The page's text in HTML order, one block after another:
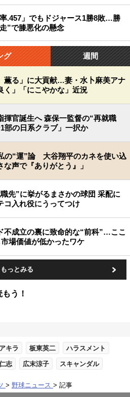
.457」でもドジャース1勝8敗…勝
”で膝悪化の懸念
グ 週間
薫る」に大貢献…妻・水卜麻美アナ
く」「にこやかな」近況
揮官誕生へ 森保一監督の“再就職
部の日系クラブ」一択か
の“運”論 大谷翔平のカネを使い込
な声で『ありがとう』」
先”に挙がるまさかの球団 采配に
コ入れ役にうってつけ
不成立の裏に致命的な“前科”…ここ
場価値が低かったワケ
もっとみる
う！
キラ 板東英二 ハラスメント
志 広末涼子 スキャンダル
野球ニュース 記事